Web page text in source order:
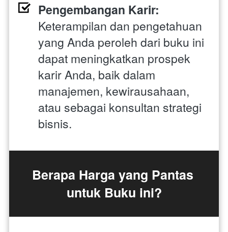
Pengembangan Karir:
Keterampilan dan pengetahuan
yang Anda peroleh dari buku ini
dapat meningkatkan prospek
karir Anda, baik dalam
manajemen, kewirausahaan,
atau sebagai konsultan strategi
bisnis.
Berapa Harga yang Pantas
untuk Buku ini?